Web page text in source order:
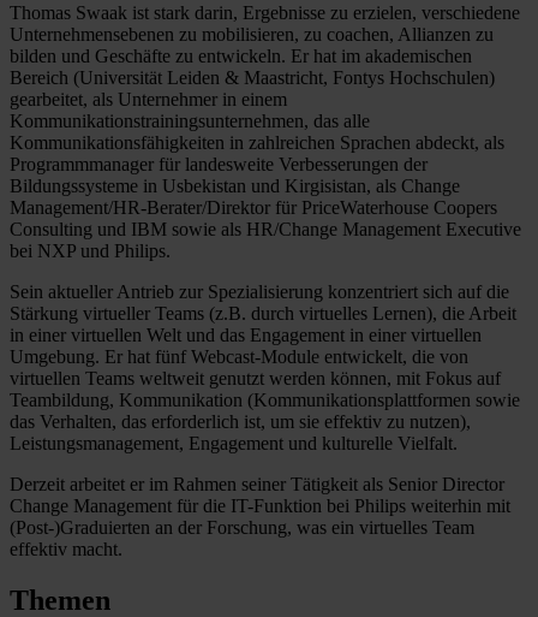
Thomas Swaak ist stark darin, Ergebnisse zu erzielen, verschiedene
Unternehmensebenen zu mobilisieren, zu coachen, Allianzen zu
bilden und Geschäfte zu entwickeln. Er hat im akademischen
Bereich (Universität Leiden & Maastricht, Fontys Hochschulen)
gearbeitet, als Unternehmer in einem
Kommunikationstrainingsunternehmen, das alle
Kommunikationsfähigkeiten in zahlreichen Sprachen abdeckt, als
Programmmanager für landesweite Verbesserungen der
Bildungssysteme in Usbekistan und Kirgisistan, als Change
Management/HR-Berater/Direktor für PriceWaterhouse Coopers
Consulting und IBM sowie als HR/Change Management Executive
bei NXP und Philips.
Sein aktueller Antrieb zur Spezialisierung konzentriert sich auf die
Stärkung virtueller Teams (z.B. durch virtuelles Lernen), die Arbeit
in einer virtuellen Welt und das Engagement in einer virtuellen
Umgebung. Er hat fünf Webcast-Module entwickelt, die von
virtuellen Teams weltweit genutzt werden können, mit Fokus auf
Teambildung, Kommunikation (Kommunikationsplattformen sowie
das Verhalten, das erforderlich ist, um sie effektiv zu nutzen),
Leistungsmanagement, Engagement und kulturelle Vielfalt.
Derzeit arbeitet er im Rahmen seiner Tätigkeit als Senior Director
Change Management für die IT-Funktion bei Philips weiterhin mit
(Post-)Graduierten an der Forschung, was ein virtuelles Team
effektiv macht.
Themen